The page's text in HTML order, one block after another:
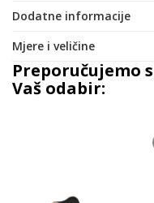
Dodatne informacije
Mjere i veličine
Preporučujemo
Vaš odabir: